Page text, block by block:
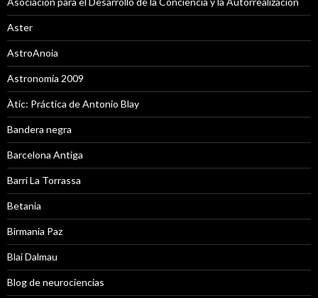
Aster
AstroAnoia
Astronomía 2009
Àtic: Práctica de Antonio Blay
Bandera negra
Barcelona Antiga
Barri La Torrassa
Betania
Birmania Paz
Blai Dalmau
Blog de neurociencias